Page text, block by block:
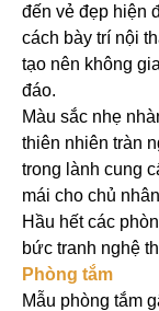
đến vẻ đẹp hiện
cách bày trí nội
tạo nên không
đáo.
Màu sắc nhẹ
thiên nhiên tràn
trong lành cung
mái cho chủ
Hầu hết các
bức tranh nghệ
Phòng tắm
Mẫu phòng tắm